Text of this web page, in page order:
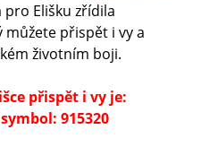
pro Elišku zřídila
přispět i vy a
životním boji.
přispět i vy je:
915320